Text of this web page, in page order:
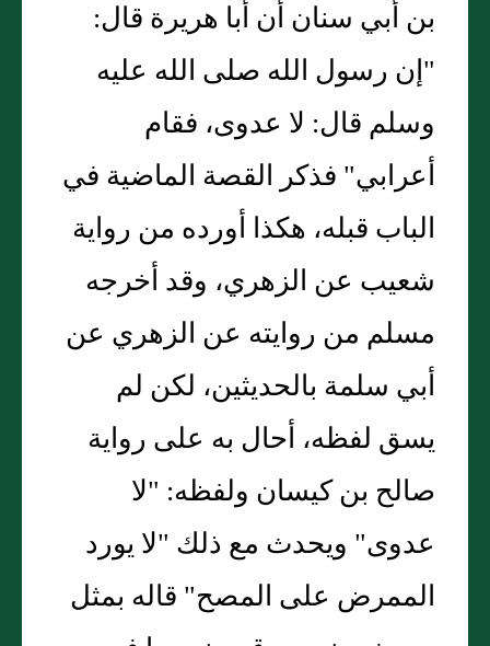
بن أبي سنان أن أبا هريرة قال:
"إن رسول الله صلى الله عليه
وسلم قال: لا عدوى، فقام
أعرابي" فذكر القصة الماضية في
الباب قبله، هكذا أورده من رواية
شعيب عن الزهري، وقد أخرجه
مسلم من روايته عن الزهري عن
أبي سلمة بالحديثين، لكن لم
يسق لفظه، أحال به على رواية
صالح بن كيسان ولفظه: "لا
عدوى" ويحدث مع ذلك "لا يورد
الممرض على المصح" قاله بمثل